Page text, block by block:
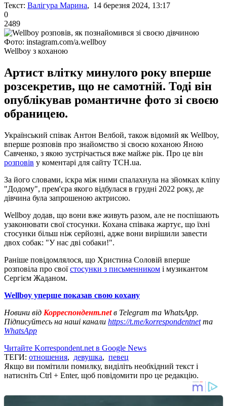
Текст: Валігура Марина, 14 березня 2024, 13:17
0
2489
Фото: instagram.com/a.wellboy
Wellboy з коханою
Артист влітку минулого року вперше
розсекретив, що не самотній. Тоді він
опублікував романтичне фото зі своєю
обраницею.
Український співак Антон Велбой, також відомий як Wellboy,
вперше розповів про знайомство зі своєю коханою Яною
Савченко, з якою зустрічається вже майже рік. Про це він
розповів у коментарі для сайту ТСН.ua.
За його словами, іскра між ними спалахнула на зйомках кліпу
"Додому", прем'єра якого відбулася в грудні 2022 року, де
дівчина була запрошеною актрисою.
Wellboy додав, що вони вже живуть разом, але не поспішають
узаконювати свої стосунки. Кохана співака жартує, що їхні
стосунки більш ніж серйозні, адже вони вирішили завести
двох собак: "У нас дві собаки!".
Раніше повідомлялося, що Христина Соловій вперше
розповіла про своїстосунки з письменником і музикантом
Сергієм Жаданом.
Wellboy уперше показав свою кохану
Новини від Корреспондент.netв Telegram та WhatsApp.
Підписуйтесь на наші канали https://t.me/korrespondentnetта
WhatsApp
Читайте Korrespondent.net в Google News
ТЕГИ: отношения, девушка, певец
Якщо ви помітили помилку, виділіть необхідний текст і
натисніть Ctrl + Enter, щоб повідомити про це редакцію.